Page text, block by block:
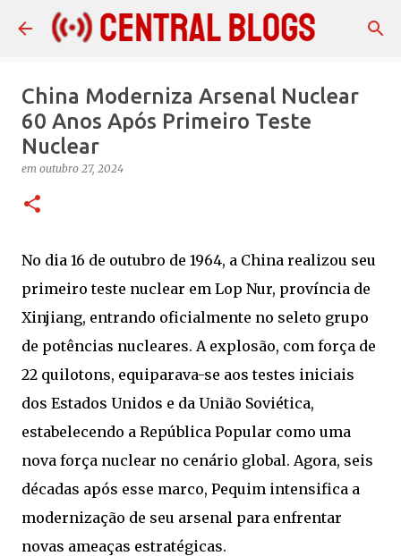
Pular para o conteúdo principal
China Moderniza Arsenal Nuclear
60 Anos Após Primeiro Teste
Nuclear
em outubro 27, 2024
No dia 16 de outubro de 1964, a China realizou seu
primeiro teste nuclear em Lop Nur, província de
Xinjiang, entrando oficialmente no seleto grupo
de potências nucleares. A explosão, com força de
22 quilotons, equiparava-se aos testes iniciais
dos Estados Unidos e da União Soviética,
estabelecendo a República Popular como uma
nova força nuclear no cenário global. Agora, seis
décadas após esse marco, Pequim intensifica a
modernização de seu arsenal para enfrentar
novas ameaças estratégicas.